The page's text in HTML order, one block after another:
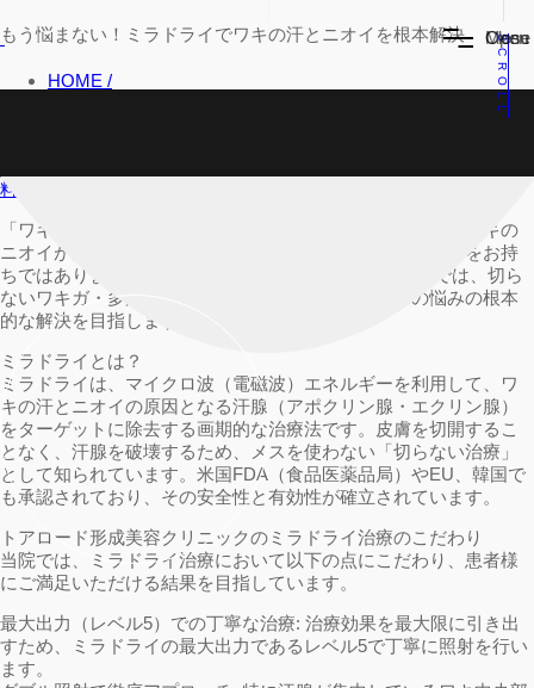
Menu
Open
Close
もう悩まない！ミラドライでワキの汗とニオイを根本解決
HOME /
SCROLL
料金表
「ワキ汗が気になる…」「服の汗ジミが恥ずかしい…」「ワキの
ニオイが悩みで、好きな服が着られない…」そんなお悩みをお持
ちではありませんか？ トアロード形成美容クリニックでは、切ら
ないワキガ・多汗症治療「ミラドライ」で、これらの悩みの根本
的な解決を目指します。
ミラドライとは？
ミラドライは、マイクロ波（電磁波）エネルギーを利用して、ワ
キの汗とニオイの原因となる汗腺（アポクリン腺・エクリン腺）
をターゲットに除去する画期的な治療法です。皮膚を切開するこ
となく、汗腺を破壊するため、メスを使わない「切らない治療」
として知られています。米国FDA（食品医薬品局）やEU、韓国で
も承認されており、その安全性と有効性が確立されています。
トアロード形成美容クリニックのミラドライ治療のこだわり
当院では、ミラドライ治療において以下の点にこだわり、患者様
にご満足いただける結果を目指しています。
最大出力（レベル5）での丁寧な治療: 治療効果を最大限に引き出
すため、ミラドライの最大出力であるレベル5で丁寧に照射を行い
ます。